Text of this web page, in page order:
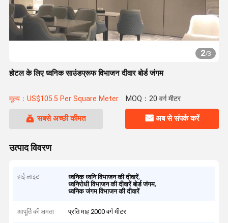
2/3
होटल के लिए ध्वनिक साउंडप्रूफ विभाजन दीवार बोर्ड जंगम
मूल्य：US$105.5 Per Square Meter MOQ：20 वर्ग मीटर
सबसे अच्छी कीमत अब से संपर्क करें
उत्पाद विवरण
हाई लाइट ध्वनिक ध्वनि विभाजन की दीवारें,
ध्वनिरोधी विभाजन की दीवारें बोर्ड जंगम,
ध्वनिक जंगम विभाजन की दीवारें
आपूर्ति की क्षमता प्रति माह 2000 वर्ग मीटर